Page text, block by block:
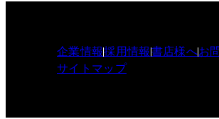
企業情報採用情報書店様へお
サイトマップ